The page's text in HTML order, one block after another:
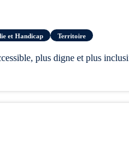
et Handicap Territoire
plus digne et plus